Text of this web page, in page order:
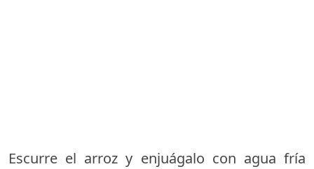
Escurre el arroz y enjuágalo con agua fría